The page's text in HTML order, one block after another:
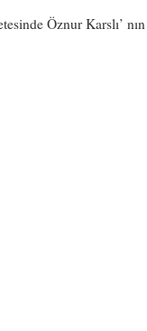
Öznur Karslı’